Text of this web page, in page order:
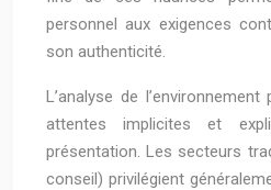
personnel aux exigences
son authenticité.
L’analyse de
attentes implicites et
présentation. Les secteurs
conseil) privilégient